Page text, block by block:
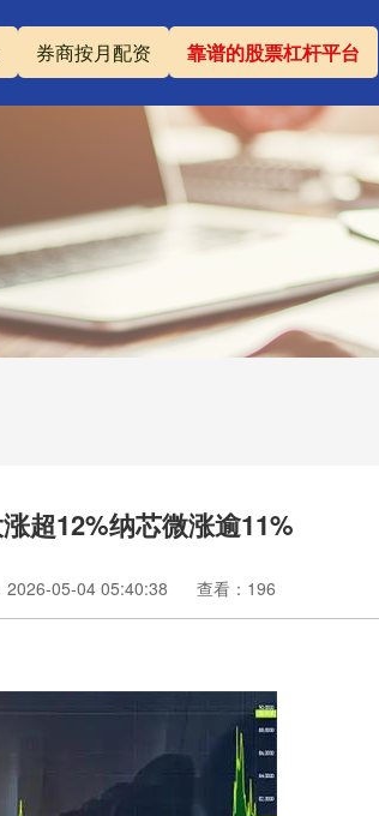
券商按月配资 靠谱的股票杠杆平台
超12%纳芯微涨逾11%
2026-05-04 05:40:38 查看：196